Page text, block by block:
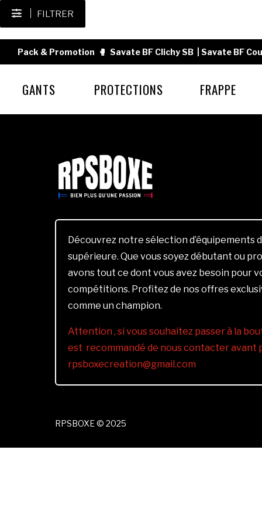
FILTRER
Pack & Promotion 🥊 Savate BF Clichy SB Savate BF
GANTS PROTECTIONS FRAPPE
Découvrez notre sélection d’équipements
supérieure. Que vous soyez débutant ou
avons tout ce dont vous avez besoin pour
compétitions. Profitez de nos offres
comme un champion.
Attention , si vous souhaitez passer à la
est recommandé de nous contacter avant
rpsboxecreation@gmail.com
RPSBOXE © 2025